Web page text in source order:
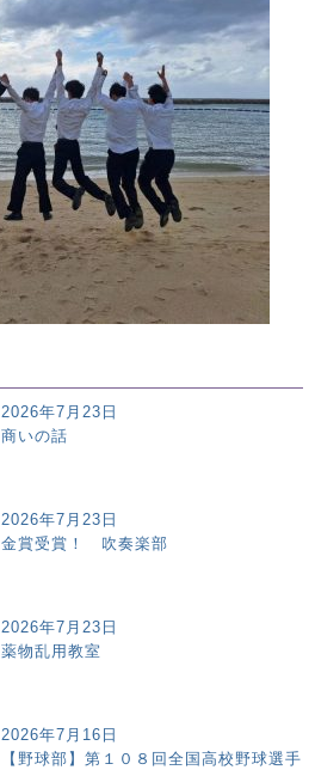
2026年7月23日
商いの話
2026年7月23日
金賞受賞！ 吹奏楽部
2026年7月23日
薬物乱用教室
2026年7月16日
【野球部】第１０８回全国高校野球選手